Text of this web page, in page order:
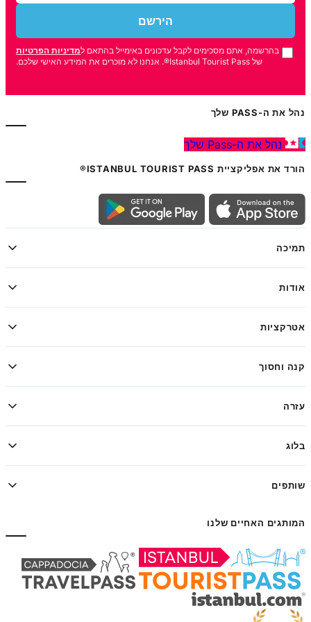
הירשם
בהרשמה, אתם מסכימים לקבל עדכונים באימייל בהתאם למדיניות הפרטיות
של Istanbul Tourist Pass®. אנחנו לא מוכרים את המידע האישי שלכם.
נהל את ה-PASS שלך
נהל את ה-Pass שלך
הורד את אפליקציית ISTANBUL TOURIST PASS®
תמיכה
אודות
אטרקציות
קנה וחסוך
עזרה
בלוג
שותפים
המותגים האחיים שלנו